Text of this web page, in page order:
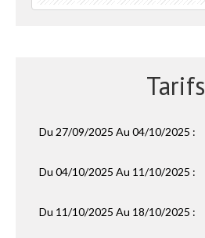
Tarifs
Du 27/09/2025 Au 04/10/2025 :
Du 04/10/2025 Au 11/10/2025 :
Du 11/10/2025 Au 18/10/2025 :